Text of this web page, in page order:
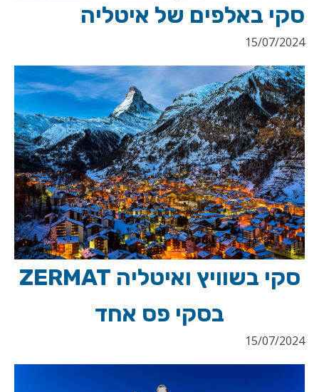
סקי באלפים של איטליה
15/07/2024
סקי בשוויץ ואיטליה ZERMAT
בסקי פס אחד
15/07/2024